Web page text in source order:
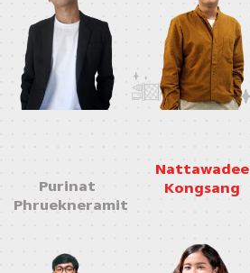
Purinat
Phruekneramit
Nattawadee
Kongsang